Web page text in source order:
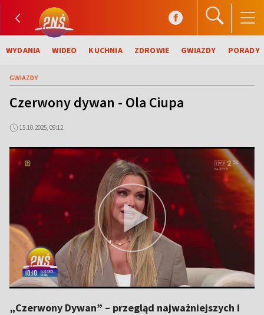
WYDANIA WIDEO KUCHNIA ZDROWIE GWIAZDY PORADY
GWIAZDY
Czerwony dywan - Ola Ciupa
15.10.2025, 09:12
„Czerwony Dywan” – przegląd najważniejszych i